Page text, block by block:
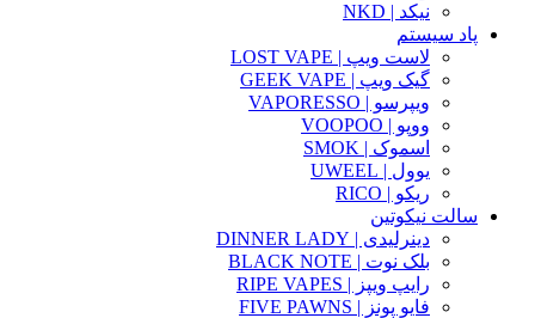
نیکد | NKD
پاد سیستم
لاست ویپ | LOST VAPE
گیک ویپ | GEEK VAPE
ویپرسو | VAPORESSO
ووپو | VOOPOO
اسموک | SMOK
یوول | UWEEL
ریکو | RICO
سالت نیکوتین
دینرلیدی | DINNER LADY
بلک نوت | BLACK NOTE
رایپ ویپز | RIPE VAPES
فایو پونز | FIVE PAWNS